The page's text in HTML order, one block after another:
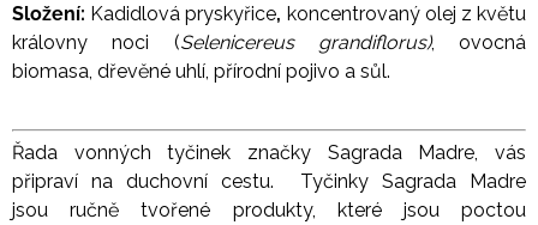
Složení: Kadidlová pryskyřice, koncentrovaný olej z květu
královny noci (Selenicereus grandiflorus), ovocná
biomasa, dřevěné uhlí, přírodní pojivo a sůl.
Řada vonných tyčinek značky Sagrada Madre, vás
připraví na duchovní cestu. Tyčinky Sagrada Madre
jsou ručně tvořené produkty, které jsou poctou